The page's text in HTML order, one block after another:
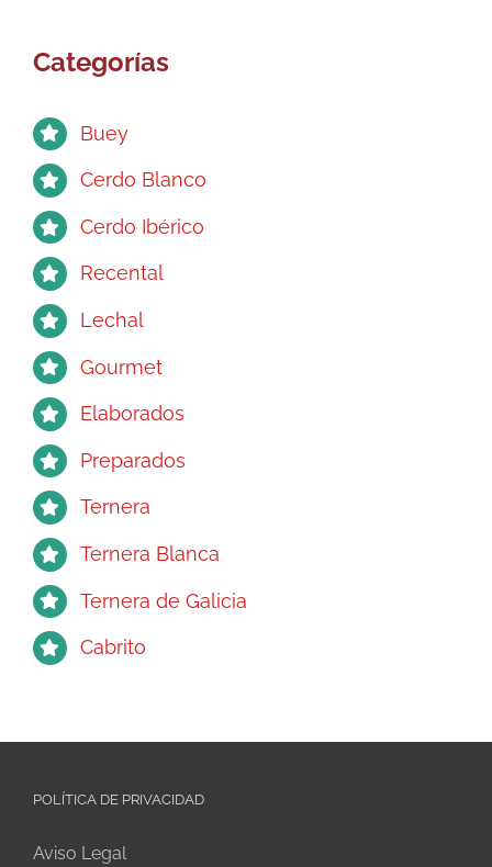
página
producto
Categorías
Buey
Cerdo Blanco
Cerdo Ibérico
Recental
Lechal
Gourmet
Elaborados
Preparados
Ternera
Ternera Blanca
Ternera de Galicia
Cabrito
POLÍTICA DE PRIVACIDAD
Aviso Legal